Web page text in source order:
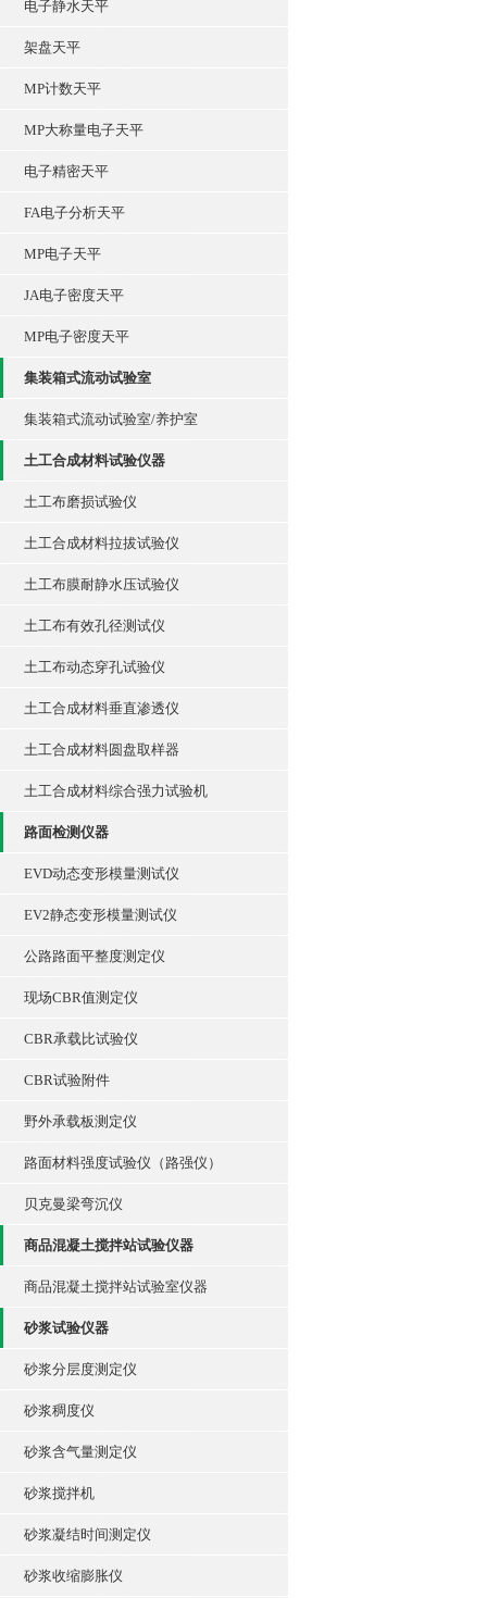
电子静水天平
架盘天平
MP计数天平
MP大称量电子天平
电子精密天平
FA电子分析天平
MP电子天平
JA电子密度天平
MP电子密度天平
集装箱式流动试验室
集装箱式流动试验室/养护室
土工合成材料试验仪器
土工布磨损试验仪
土工合成材料拉拔试验仪
土工布膜耐静水压试验仪
土工布有效孔径测试仪
土工布动态穿孔试验仪
土工合成材料垂直渗透仪
土工合成材料圆盘取样器
土工合成材料综合强力试验机
路面检测仪器
EVD动态变形模量测试仪
EV2静态变形模量测试仪
公路路面平整度测定仪
现场CBR值测定仪
CBR承载比试验仪
CBR试验附件
野外承载板测定仪
路面材料强度试验仪（路强仪）
贝克曼梁弯沉仪
商品混凝土搅拌站试验仪器
商品混凝土搅拌站试验室仪器
砂浆试验仪器
砂浆分层度测定仪
砂浆稠度仪
砂浆含气量测定仪
砂浆搅拌机
砂浆凝结时间测定仪
砂浆收缩膨胀仪